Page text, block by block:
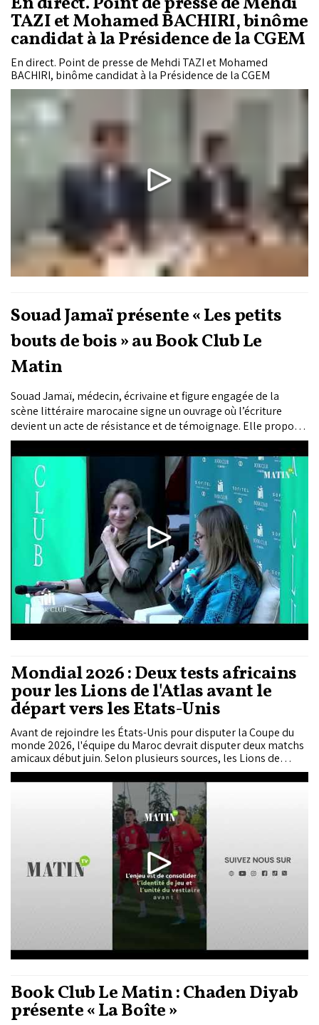
TAZI et Mohamed BACHIRI, binôme
candidat à la Présidence de la CGEM
En direct. Point de presse de Mehdi TAZI et Mohamed
BACHIRI, binôme candidat à la Présidence de la CGEM
Souad Jamaï présente « Les petits
bouts de bois » au Book Club Le
Matin
Souad Jamaï, médecin, écrivaine et figure engagée de la
scène littéraire marocaine signe un ouvrage où l’écriture
devient un acte de résistance et de témoignage. Elle propose
une immersion dans les fragilités humaines et les réalités
sociales souvent tues, à travers une littérature intimiste et
profondément humaine.
Mondial 2026 : Deux tests africains
pour les Lions de l'Atlas avant le
départ vers les Etats-Unis
Avant de rejoindre les États-Unis pour disputer la Coupe du
monde 2026, l'équipe du Maroc devrait disputer deux matchs
amicaux début juin. Selon plusieurs sources, les Lions de
l’Atlas devraient affronter Madagascar et le Burundi.
Book Club Le Matin : Chaden Diyab
présente « La Boîte »